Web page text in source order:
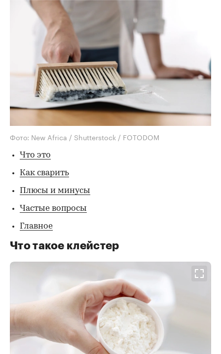
Фото: New Africa / Shutterstock / FOTODOM
Что это
Как сварить
Плюсы и минусы
Частые вопросы
Главное
Что такое клейстер